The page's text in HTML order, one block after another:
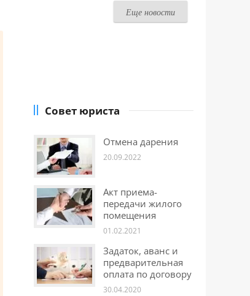
Еще новости
Совет юриста
Отмена дарения
20.09.2022
Акт приема-
передачи жилого
помещения
01.02.2021
Задаток, аванс и
предварительная
оплата по договору
30.04.2020